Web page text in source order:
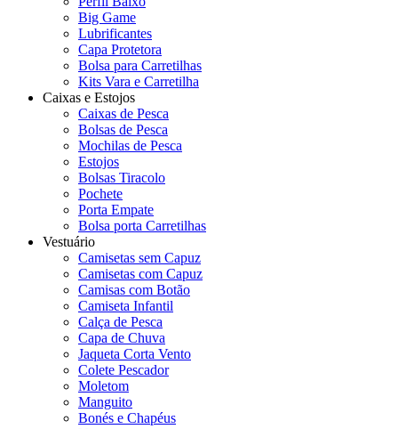
Big Game
Lubrificantes
Capa Protetora
Bolsa para Carretilhas
Kits Vara e Carretilha
Caixas e Estojos
Caixas de Pesca
Bolsas de Pesca
Mochilas de Pesca
Estojos
Bolsas Tiracolo
Pochete
Porta Empate
Bolsa porta Carretilhas
Vestuário
Camisetas sem Capuz
Camisetas com Capuz
Camisas com Botão
Camiseta Infantil
Calça de Pesca
Capa de Chuva
Jaqueta Corta Vento
Colete Pescador
Moletom
Manguito
Bonés e Chapéus